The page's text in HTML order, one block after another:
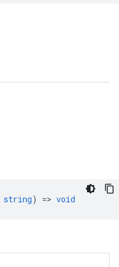
string) => void